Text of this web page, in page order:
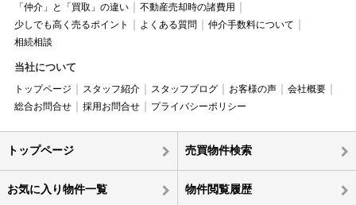
「仲介」と「買取」の違い
不動産売却時の諸費用
少しでも高く売るポイント
よくある質問
仲介手数料について
相続相談
当社について
トップページ スタッフ紹介 スタッフブログ お客様の声
会社概要
総合お問合せ
採用お問合せ プライバシーポリシー
トップページ 売買物件検索
お気に入り物件一覧 物件閲覧履歴